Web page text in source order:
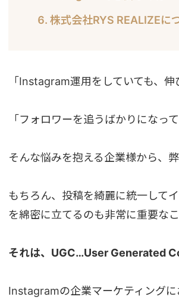
株式会社RYS REALIZEに
「Instagram運用をしていても、伸
「フォロワーを追うばかりになっ
そんな悩みを抱える企業様から、
もちろん、投稿を綺麗に統一して
を綿密に立てるのも非常に重要な
それは、UGC…User Generated
Instagramの企業マーケティングに